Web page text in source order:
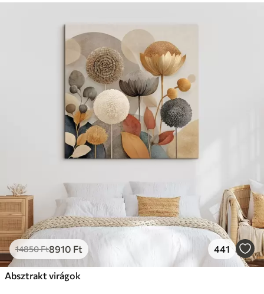
14850Ft8910 Ft 441
Absztrakt virágok